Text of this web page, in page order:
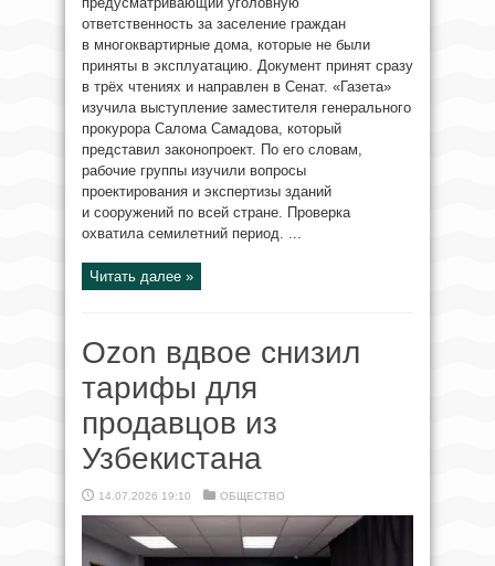
ответственность за заселение граждан
в многоквартирные дома, которые не были
приняты в эксплуатацию. Документ принят сразу
в трёх чтениях и направлен в Сенат. «Газета»
изучила выступление заместителя генерального
прокурора Салома Самадова, который
представил законопроект. По его словам,
рабочие группы изучили вопросы
проектирования и экспертизы зданий
и сооружений по всей стране. Проверка
охватила семилетний период. ...
Читать далее »
Ozon вдвое снизил
тарифы для
продавцов из
Узбекистана
14.07.2026 19:10 ОБЩЕСТВО